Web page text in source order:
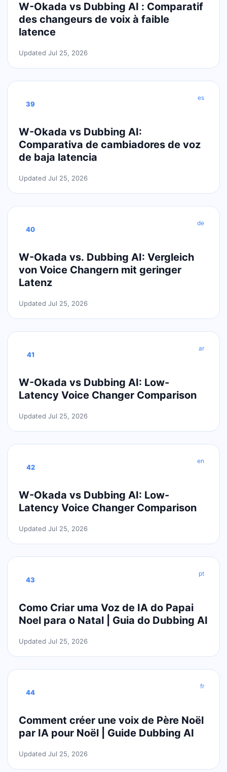
W-Okada vs Dubbing AI : Comparatif
des changeurs de voix à faible
latence
Updated Jul 25, 2026
39
es
W-Okada vs Dubbing AI:
Comparativa de cambiadores de voz
de baja latencia
Updated Jul 25, 2026
40
de
W-Okada vs. Dubbing AI: Vergleich
von Voice Changern mit geringer
Latenz
Updated Jul 25, 2026
41
ar
W-Okada vs Dubbing AI: Low-
Latency Voice Changer Comparison
Updated Jul 25, 2026
42
en
W-Okada vs Dubbing AI: Low-
Latency Voice Changer Comparison
Updated Jul 25, 2026
43
pt
Como Criar uma Voz de IA do Papai
Noel para o Natal | Guia do Dubbing AI
Updated Jul 25, 2026
44
fr
Comment créer une voix de Père Noël
par IA pour Noël | Guide Dubbing AI
Updated Jul 25, 2026